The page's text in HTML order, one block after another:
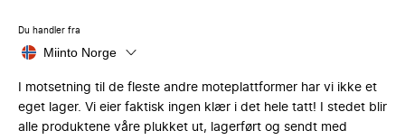
Du handler fra
Miinto Norge
I motsetning til de fleste andre moteplattformer har vi ikke et
eget lager. Vi eier faktisk ingen klær i det hele tatt! I stedet blir
alle produktene våre plukket ut, lagerført og sendt med